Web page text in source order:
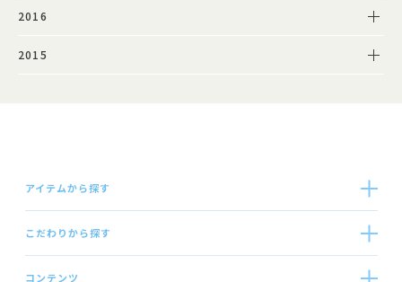
2016
2015
アイテムから探す
こだわりから探す
コンテンツ